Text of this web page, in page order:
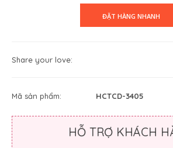
Share your love:
Mã sản phẩm: HCTCD-3405
HỖ TRỢ KHÁCH